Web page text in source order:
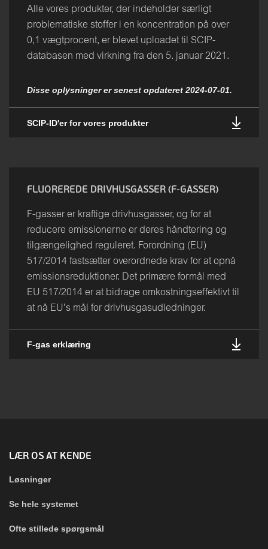
Alle vores produkter, der indeholder særligt
problematiske stoffer i en koncentration på over
0,1 vægtprocent, er blevet uploadet til SCIP-
databasen med virkning fra den 5. januar 2021.
Disse oplysninger er senest opdateret 2024-07-01.
SCIP-ID'er for vores produkter
FLUOREREDE DRIVHUSGASSER (F-GASSER)
F-gasser er kraftige drivhusgasser, og for at
reducere emissionerne er deres håndtering og
tilgængelighed reguleret. Forordning (EU)
517/2014 fastsætter overordnede krav for at opnå
emissionsreduktioner. Det primære formål med
EU 517/2014 er at bidrage omkostningseffektivt til
at nå EU's mål for drivhusgasudledninger.
F-gas erklæring
LÆR OS AT KENDE
Løsninger
Se hele systemet
Ofte stillede spørgsmål